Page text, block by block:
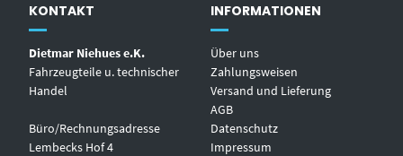
KONTAKT
Dietmar Niehues e.K.
Fahrzeugteile u. technischer
Handel
Büro/Rechnungsadresse
Lembecks Hof 4
INFORMATIONEN
Über uns
Zahlungsweisen
Versand und Lieferung
AGB
Datenschutz
Impressum